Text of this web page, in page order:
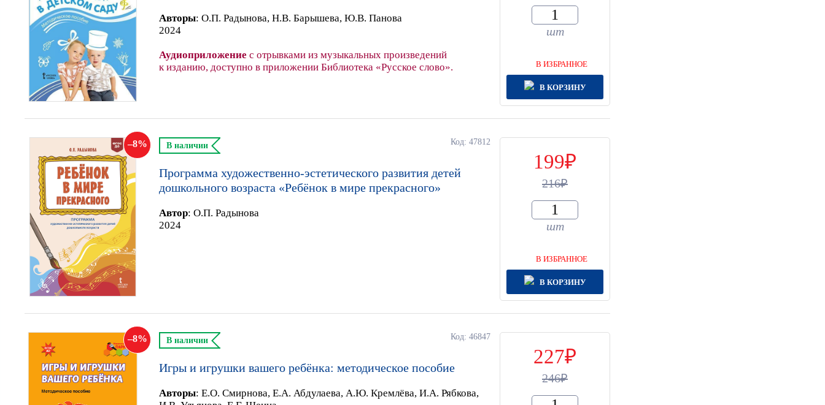
Авторы: О.П. Радынова, Н.В. Барышева, Ю.В. Панова
2024
Аудиоприложение с отрывками из музыкальных произведений
к изданию, доступно в приложении Библиотека «Русское слово».
шт
В ИЗБРАННОЕ
В КОРЗИНУ
8 Код: 47812
В наличии
Программа художественно-эстетического развития детей
дошкольного возраста «Ребёнок в мире прекрасного»
Автор: О.П. Радынова
2024
199
216
шт
В ИЗБРАННОЕ
В КОРЗИНУ
8 Код: 46847
В наличии
Игры и игрушки вашего ребёнка: методическое пособие
Авторы: Е.О. Смирнова, Е.А. Абдулаева, А.Ю. Кремлёва, И.А. Рябкова,
227
246